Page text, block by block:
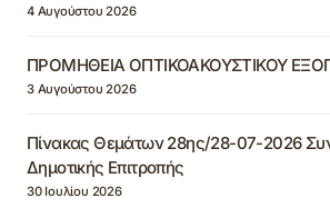
4 Αυγούστου 2026
ΠΡΟΜΗΘΕΙΑ ΟΠΤΙΚΟΑΚΟΥΣΤΙΚΟΥ
3 Αυγούστου 2026
Πίνακας Θεμάτων 28ης/28-07-2026
Δημοτικής Επιτροπής
30 Ιουλίου 2026